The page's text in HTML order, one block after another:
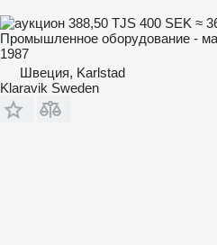
388,50 TJS 400 SEK ≈
Промышленное оборудование -
1987
Швеция, Karlstad
Klaravik Sweden